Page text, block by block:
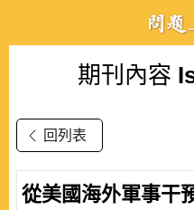
期刊內容
回列表
從美國海外軍事干